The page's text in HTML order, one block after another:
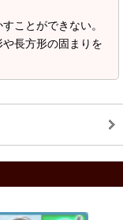
ことができない。
長方形の固まりを